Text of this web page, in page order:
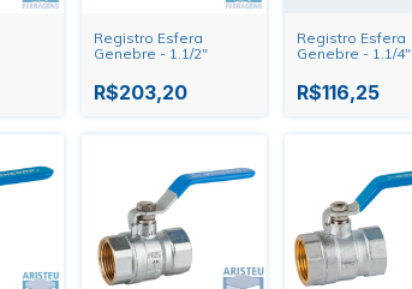
Registro Esfera
Genebre - 1.1/2"
R$203,20
Registro Esfera
Genebre - 1.1/4"
R$116,25